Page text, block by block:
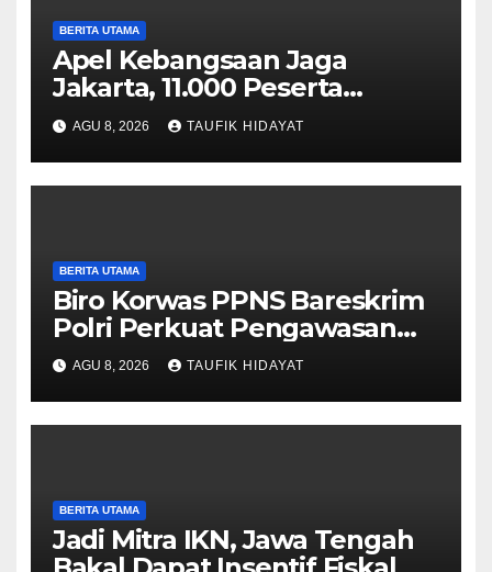
BERITA UTAMA
Apel Kebangsaan Jaga
Jakarta, 11.000 Peserta
Perkuat Komitmen Menjaga
Ibu Kota
AGU 8, 2026 TAUFIK HIDAYAT
BERITA UTAMA
Biro Korwas PPNS Bareskrim
Polri Perkuat Pengawasan
untuk Dorong Penegakan
Hukum yang Profesional
AGU 8, 2026 TAUFIK HIDAYAT
BERITA UTAMA
Jadi Mitra IKN, Jawa Tengah